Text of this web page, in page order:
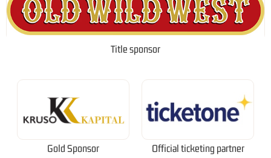
Title sponsor
Gold Sponsor Official ticketing partner